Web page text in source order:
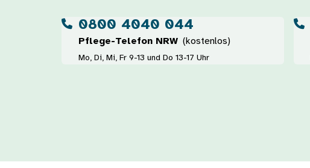
0800 4040 044
Pflege-Telefon NRW (kostenlos)
Mo, Di, Mi, Fr 9-13 und Do 13-17 Uhr